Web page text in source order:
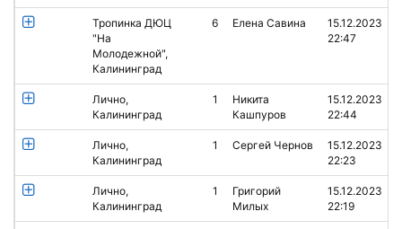
Тропинка ДЮЦ
"На
Молодежной",
Калининград
6 Елена Савина
15.12.2023
22:47
Лично,
Калининград
1
Никита
Кашпуров
15.12.2023
22:44
Лично,
Калининград
1 Сергей Чернов
15.12.2023
22:23
Лично,
Калининград
1
Григорий
Милых
15.12.2023
22:19